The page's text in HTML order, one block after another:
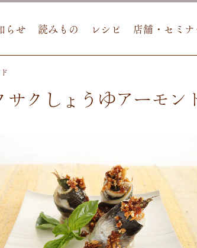
らせ 読みもの レシピ 店舗・セミ
サクしょうゆアーモン